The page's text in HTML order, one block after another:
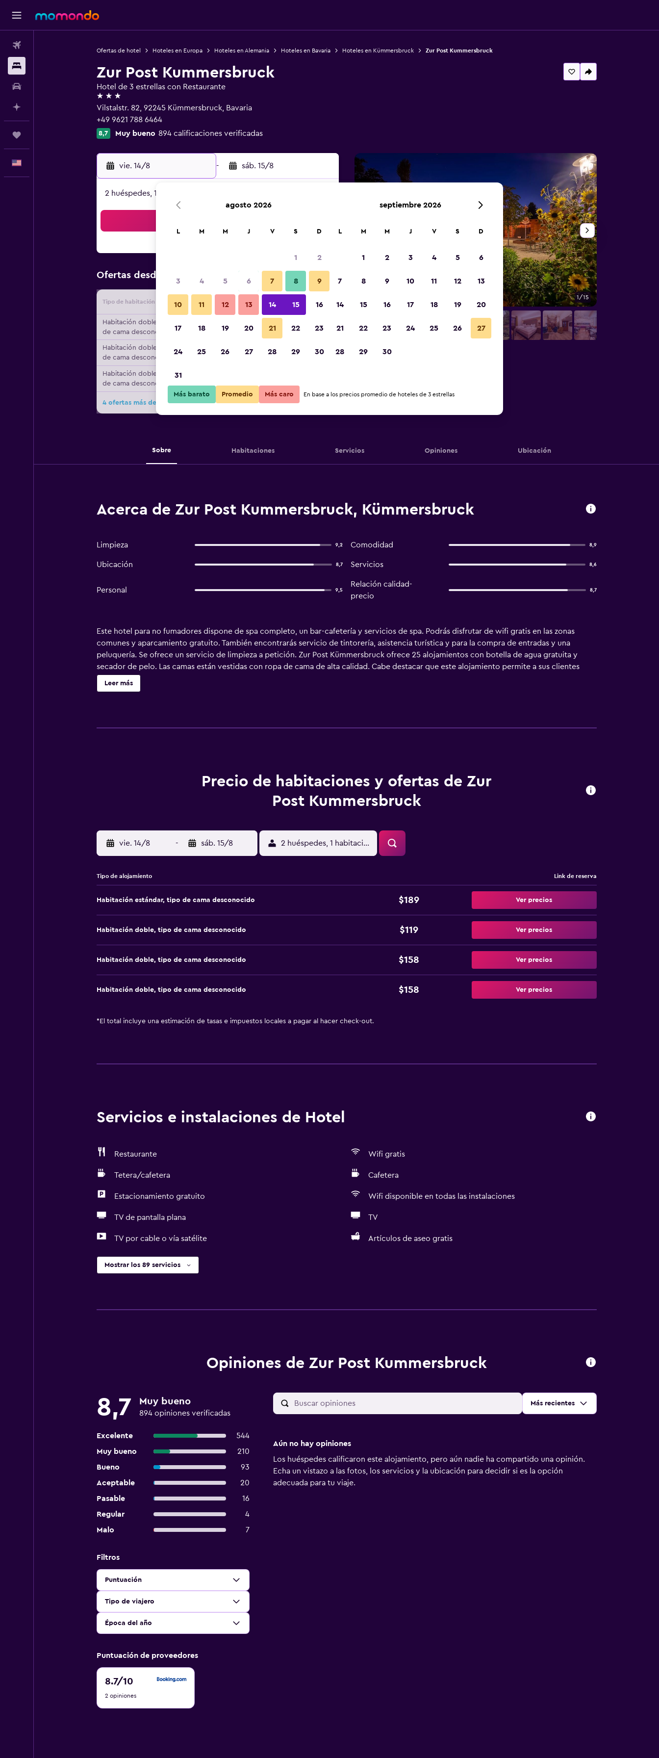
Ofertas de hotel Hoteles en Europa Hoteles en Alemania Hoteles en Bavaria Hoteles en Kümmersbruck Zur Post Kummersbruck
Zur Post Kummersbruck
Hotel de 3 estrellas con Restaurante
3 estrellas
Vilstalstr. 82, 92245 Kümmersbruck, Bavaria
+49 9621 788 6464
8,7 Muy bueno 894 calificaciones verificadas
vie. 14/8 - sáb. 15/8
2 huéspedes, 1 habitación
Ofertas desde Oferta más barata de precio por noche
Tipo de habitación Proveedor Total noche
Habitación doble, tipo
de cama desconocido
$119 Ver oferta
Habitación doble, tipo
de cama desconocido
$158 Ver oferta
Habitación doble, tipo
de cama desconocido
4 ofertas más de Zur Post Kummersbruck
1/15
Fotos
Sobre Habitaciones Servicios Opiniones Ubicación
Acerca de Zur Post Kummersbruck, Kümmersbruck
Limpieza 9,2 Comodidad 8,9
Ubicación 8,7 Servicios 8,6
Personal 9,5
Relación calidad-
precio
8,7
Este hotel para no fumadores dispone de spa completo, un bar-cafetería y servicios de spa. Podrás disfrutar de wifi gratis en las zonas
comunes y aparcamiento gratuito. También encontrarás servicio de tintorería, asistencia turística y para la compra de entradas y una
peluquería. Se ofrece un servicio de limpieza a petición. Zur Post Kümmersbruck ofrece 25 alojamientos con botella de agua gratuita y
secador de pelo. Las camas están vestidas con ropa de cama de alta calidad. Cabe destacar que este alojamiento permite a sus clientes
elegir el tipo de almohada. Se ofrece una televisión de pantalla plana de 42 pulgadas con canales por cable de suscripción y películas de
estreno. Los baños están equipados con ducha y artículos de higiene personal gratuitos. Los huéspedes pueden navegar por la web gracias
Leer más
Precio de habitaciones y ofertas de Zur
Post Kummersbruck
vie. 14/8 - sáb. 15/8 2 huéspedes, 1 habitación
Tipo de alojamiento Link de reserva
Habitación estándar, tipo de cama desconocido $189 Ver precios
Habitación doble, tipo de cama desconocido $119 Ver precios
Habitación doble, tipo de cama desconocido $158 Ver precios
Habitación doble, tipo de cama desconocido $158 Ver precios
* El total incluye una estimación de tasas e impuestos locales a pagar al hacer check-out.
Servicios e instalaciones de Hotel
Restaurante Wifi gratis
Tetera/cafetera Cafetera
Estacionamiento gratuito Wifi disponible en todas las instalaciones
TV de pantalla plana TV
TV por cable o vía satélite Artículos de aseo gratis
Mostrar los 89 servicios
Opiniones de Zur Post Kummersbruck
8,7 Muy bueno
894 opiniones verificadas
Excelente
544
Muy bueno
210
Bueno
93
Aceptable
20
Pasable
16
Regular
4
Malo
7
Ordenar por:
Más recientes
Filtros
Puntuación
Tipo de viajero
Época del año
Puntuación de proveedores
8.7/10
8.7
10
2 opiniones
Aún no hay opiniones
Los huéspedes calificaron este alojamiento, pero aún nadie ha compartido una opinión.
Echa un vistazo a las fotos, los servicios y la ubicación para decidir si es la opción
adecuada para tu viaje.
agosto 2026
L M M J V S D
1 2
3 4 5 6 7 8 9
10 11 12 13 14 15 16
17 18 19 20 21 22 23
24 25 26 27 28 29 30
31
septiembre 2026
L M M J V S D
1 2 3 4 5 6
7 8 9 10 11 12 13
14 15 16 17 18 19 20
21 22 23 24 25 26 27
28 29 30
Más barato Promedio Más caro En base a los precios promedio de hoteles de 3 estrellas